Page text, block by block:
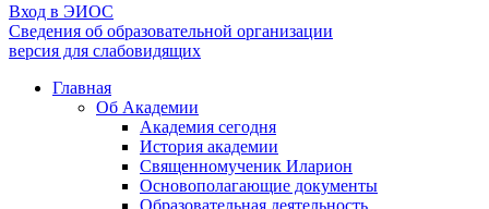
Вход в ЭИОС
Сведения об образовательной организации
версия для слабовидящих
Главная
Об Академии
Академия сегодня
История академии
Священномученик Иларион
Основополагающие документы
Образовательная деятельность